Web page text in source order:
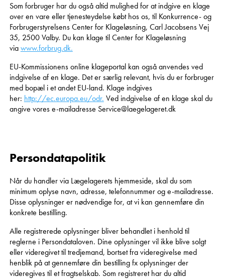
Som forbruger har du også altid mulighed for at indgive en klage
over en vare eller tjenesteydelse købt hos os, til Konkurrence- og
Forbrugerstyrelsens Center for Klageløsning, Carl Jacobsens Vej
35, 2500 Valby. Du kan klage til Center for Klageløsning
viawww.forbrug.dk.
EU-Kommissionens online klageportal kan også anvendes ved
indgivelse af en klage. Det er særlig relevant, hvis du er forbruger
med bopæl i et andet EU-land. Klage indgives
her: http://ec.europa.eu/odr. Ved indgivelse af en klage skal du
angive vores e-mailadresse Service@laegelageret.dk
Persondatapolitik
Når du handler via Lægelagerets hjemmeside, skal du som
minimum oplyse navn, adresse, telefonnummer og e-mailadresse.
Disse oplysninger er nødvendige for, at vi kan gennemføre din
konkrete bestilling.
Alle registrerede oplysninger bliver behandlet i henhold til
reglerne i Persondataloven. Dine oplysninger vil ikke blive solgt
eller videregivet til tredjemand, bortset fra videregivelse med
henblik på at gennemføre din bestilling fx oplysninger der
videregives til et fragtselskab. Som registreret har du altid